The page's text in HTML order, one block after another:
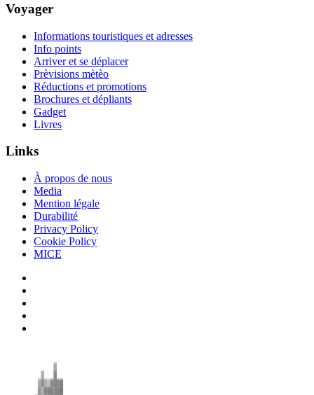
Voyager
Informations touristiques et adresses
Info points
Arriver et se déplacer
Prèvisions mètèo
Réductions et promotions
Brochures et dépliants
Gadget
Livres
Links
À propos de nous
Media
Mention légale
Durabilité
Privacy Policy
Cookie Policy
MICE